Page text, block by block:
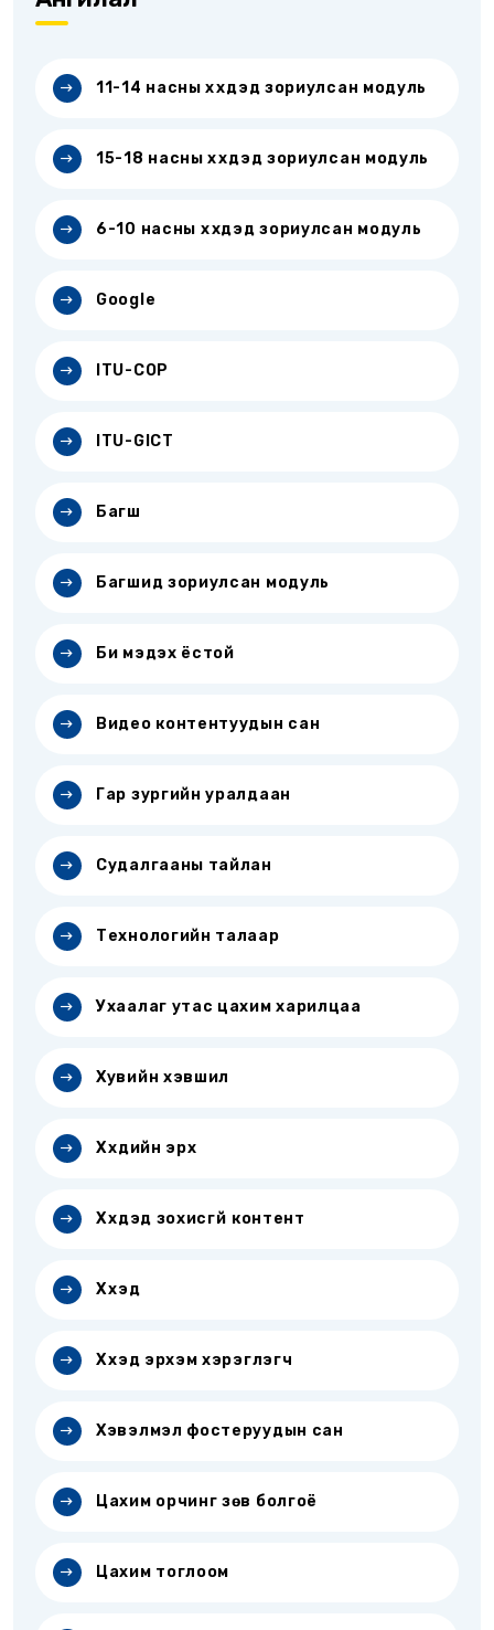
11-14 насны хүүхдэд зориулсан модуль
15-18 насны хүүхдэд зориулсан модуль
6-10 насны хүүхдэд зориулсан модуль
Google
ITU-COP
ITU-GICT
Багш
Багшид зориулсан модуль
Би мэдэх ёстой
Видео контентуудын сан
Гар зургийн уралдаан
Судалгааны тайлан
Технологийн талаар
Ухаалаг утас цахим харилцаа
Хувийн хэвшил
Хүүхдийн эрх
Хүүхдэд зохисгүй контент
Хүүхэд
Хүүхэд эрхэм хэрэглэгч
Хэвэлмэл фостеруудын сан
Цахим орчинг зөв болгоё
Цахим тоглоом